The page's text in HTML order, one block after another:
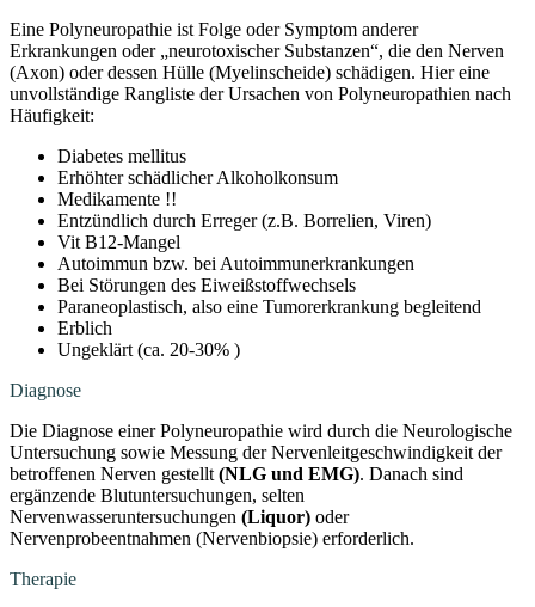
Eine Polyneuropathie ist Folge oder Symptom anderer
Erkrankungen oder „neurotoxischer Substanzen“, die den Nerven
(Axon) oder dessen Hülle (Myelinscheide) schädigen. Hier eine
unvollständige Rangliste der Ursachen von Polyneuropathien nach
Häufigkeit:
Diabetes mellitus
Erhöhter schädlicher Alkoholkonsum
Medikamente !!
Entzündlich durch Erreger (z.B. Borrelien, Viren)
Vit B12-Mangel
Autoimmun bzw. bei Autoimmunerkrankungen
Bei Störungen des Eiweißstoffwechsels
Paraneoplastisch, also eine Tumorerkrankung begleitend
Erblich
Ungeklärt (ca. 20-30% )
Diagnose
Die Diagnose einer Polyneuropathie wird durch die Neurologische
Untersuchung sowie Messung der Nervenleitgeschwindigkeit der
betroffenen Nerven gestellt (NLG und EMG). Danach sind
ergänzende Blutuntersuchungen, selten
Nervenwasseruntersuchungen (Liquor) oder
Nervenprobeentnahmen (Nervenbiopsie) erforderlich.
Therapie